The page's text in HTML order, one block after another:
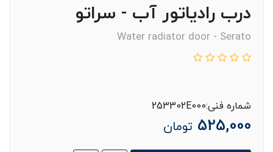
درب رادیاتور آب - سراتو
Water radiator door - Serato
شماره فنی:253302E000
525,000 تومان